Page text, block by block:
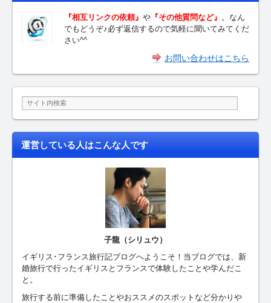
『相互リンクの依頼』 や 『その他質問など』 。なん
でもどうぞ♪必ず返信するので気軽に聞いてみてくだ
さい^^
お問い合わせはこちら
運営している人はこんな人です
子龍（シリュウ）
イギリス･フランス旅行記ブログへようこそ！当ブログでは、新
婚旅行で行ったイギリスとフランスで体験したことや学んだこ
と。
旅行する前に準備したことやおススメのスポットなど分かりや